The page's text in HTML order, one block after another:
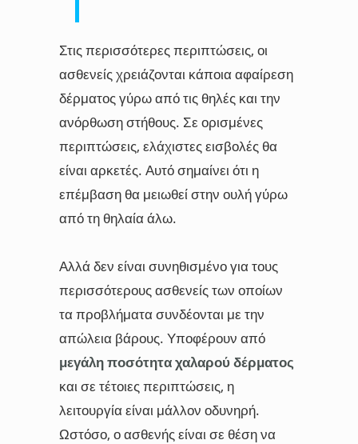
Στις περισσότερες περιπτώσεις, οι
ασθενείς χρειάζονται κάποια αφαίρεση
δέρματος γύρω από τις θηλές και την
ανόρθωση στήθους. Σε ορισμένες
περιπτώσεις, ελάχιστες εισβολές θα
είναι αρκετές. Αυτό σημαίνει ότι η
επέμβαση θα μειωθεί στην ουλή γύρω
από τη θηλαία άλω.
Αλλά δεν είναι συνηθισμένο για τους
περισσότερους ασθενείς των οποίων
τα προβλήματα συνδέονται με την
απώλεια βάρους. Υποφέρουν από
μεγάλη ποσότητα χαλαρού δέρματος
και σε τέτοιες περιπτώσεις, η
λειτουργία είναι μάλλον οδυνηρή.
Ωστόσο, ο ασθενής είναι σε θέση να